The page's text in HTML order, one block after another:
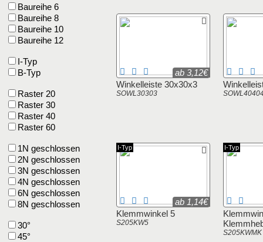
Winkelleiste 30x30x3
SOWL30303
ab 3,12€
Klemmwinkel 5
S205KW5
ab 1,14€
I-Typ
S205KWMK
I-Typ
Baureihe 6
Baureihe 8
Baureihe 10
Baureihe 12
I-Typ
B-Typ
Raster 20
Raster 30
Raster 40
Raster 60
1N geschlossen
2N geschlossen
3N geschlossen
4N geschlossen
6N geschlossen
8N geschlossen
30°
45°